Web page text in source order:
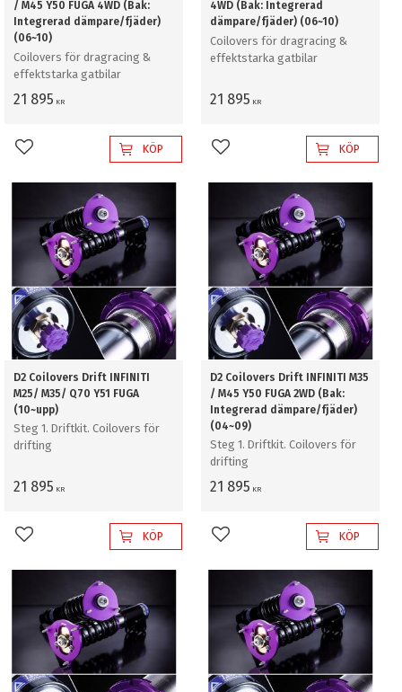
/ M45 Y50 FUGA 4WD (Bak:
Integrerad dämpare/fjäder)
(06~10)
Coilovers för dragracing &
effektstarka gatbilar
21 895 KR
Lägg till i favoriterKÖP
4WD (Bak: Integrerad
dämpare/fjäder) (06~10)
Coilovers för dragracing &
effektstarka gatbilar
21 895 KR
Lägg till i favoriterKÖP
D2 Coilovers Drift INFINITI
M25/ M35/ Q70 Y51 FUGA
(10~upp)
Steg 1. Driftkit. Coilovers för
drifting
21 895 KR
Lägg till i favoriterKÖP
D2 Coilovers Drift INFINITI M35
/ M45 Y50 FUGA 2WD (Bak:
Integrerad dämpare/fjäder)
(04~09)
Steg 1. Driftkit. Coilovers för
drifting
21 895 KR
Lägg till i favoriterKÖP